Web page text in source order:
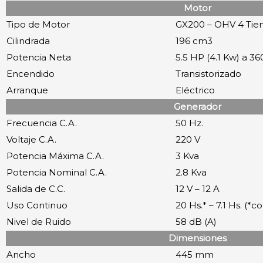
Motor
Tipo de Motor
GX200 – OHV 4
Cilindrada
196 cm3
Potencia Neta
5.5 HP (4.1 Kw) a
Encendido
Transistorizado
Arranque
Eléctrico
Generador
Frecuencia C.A.
50 Hz.
Voltaje C.A.
220 V
Potencia Máxima C.A.
3 Kva
Potencia Nominal C.A.
2.8 Kva
Salida de C.C.
12 V – 12 A
Uso Continuo
20 Hs.* – 7.1 Hs.
Nivel de Ruido
58 dB (A)
Dimensiones
Ancho
445 mm